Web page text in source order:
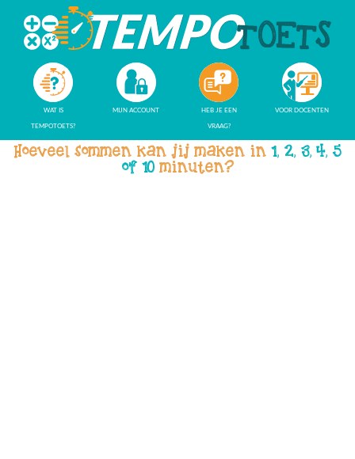
WAT IS
TEMPOTOETS?
MIJN ACCOUNT
HEB JE EEN
VRAAG?
VOOR DOCENTEN
Hoeveel sommen kan jij maken in 1, 2, 3, 4, 5
of 10 minuten?